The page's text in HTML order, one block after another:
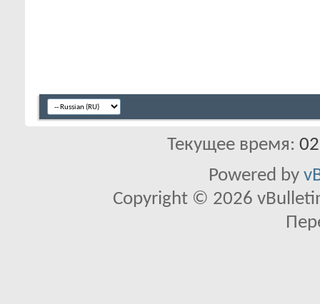
Текущее время:
Powered by
Copyright © 2026